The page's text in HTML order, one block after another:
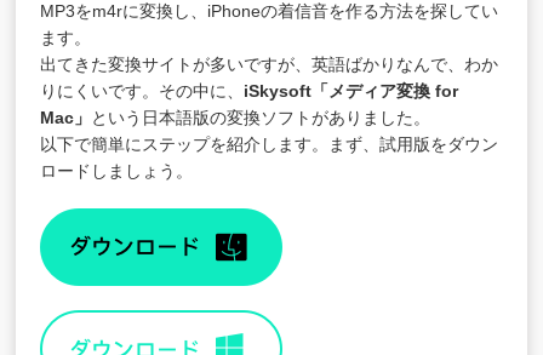
MP3をm4rに変換し、iPhoneの着信音を作る方法を探してい
ます。
出てきた変換サイトが多いですが、英語ばかりなんで、わか
りにくいです。その中に、 iSkysoft「 メディア変換 for
Mac 」 という日本語版の変換ソフトがありました。
以下で簡単にステップを紹介します。まず、試用版をダウン
ロードしましょう。